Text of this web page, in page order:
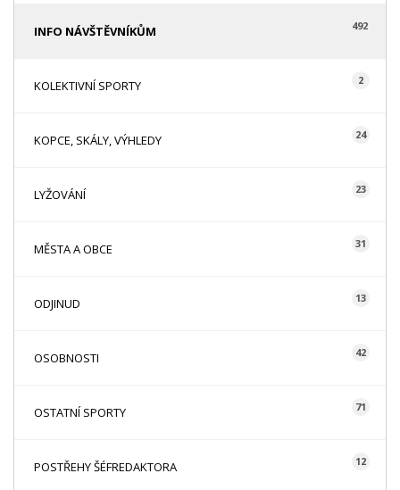
INFO NÁVŠTĚVNÍKŮM 492
KOLEKTIVNÍ SPORTY 2
KOPCE, SKÁLY, VÝHLEDY 24
LYŽOVÁNÍ 23
MĚSTA A OBCE 31
ODJINUD 13
OSOBNOSTI 42
OSTATNÍ SPORTY 71
POSTŘEHY ŠÉFREDAKTORA 12